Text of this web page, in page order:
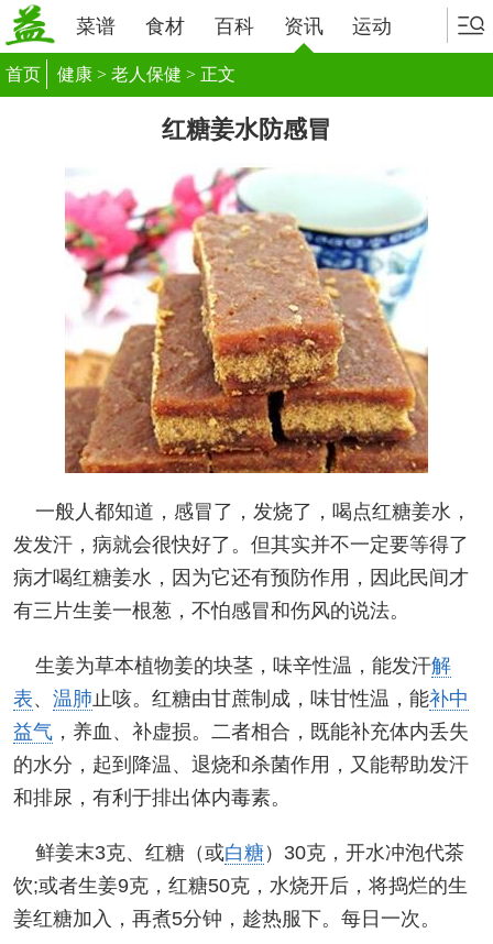
菜谱 食材 百科 资讯 运动
首页 健康 > 老人保健 > 正文
红糖姜水防感冒
一般人都知道，感冒了，发烧了，喝点红糖姜水，
发发汗，病就会很快好了。但其实并不一定要等得了
病才喝红糖姜水，因为它还有预防作用，因此民间才
有三片生姜一根葱，不怕感冒和伤风的说法。
生姜为草本植物姜的块茎，味辛性温，能发汗解
表、 温肺止咳。红糖由甘蔗制成，味甘性温，能补中
益气 ，养血、补虚损。二者相合，既能补充体内丢失
的水分，起到降温、退烧和杀菌作用，又能帮助发汗
和排尿，有利于排出体内毒素。
鲜姜末3克、红糖（或白糖）30克，开水冲泡代茶
饮;或者生姜9克，红糖50克，水烧开后，将捣烂的生
姜红糖加入，再煮5分钟，趁热服下。每日一次。